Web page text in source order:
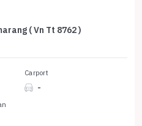
( Vn Tt 8762 )
Carport
-